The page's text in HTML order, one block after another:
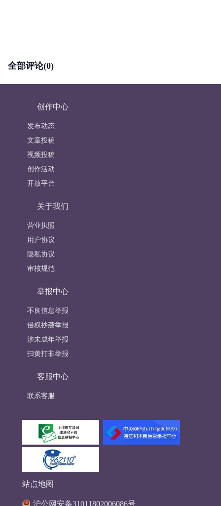
全部评论(0)
创作中心
发布动态
文章投稿
视频投稿
创作活动
开放平台
关于我们
营业执照
用户协议
隐私协议
审核规范
举报中心
不良信息举报
侵权抄袭举报
涉未成年举报
扫黄打非举报
客服中心
联系客服
站点地图
沪公网安备31011802006086号